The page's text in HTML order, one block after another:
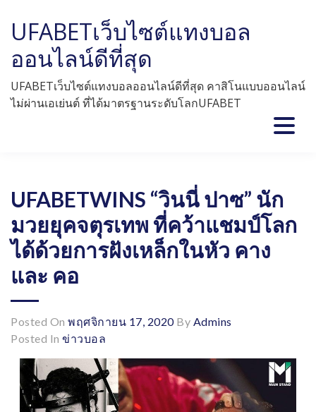
content
UFABETเว็บไซต์แทงบอล
ออนไลน์ดีที่สุด
UFABETเว็บไซต์แทงบอลออนไลน์ดีที่สุด คาสิโนแบบออนไลน์
ไม่ผ่านเอเย่นต์ ที่ได้มาตรฐานระดับโลกUFABET
UFABETWINS “วินนี่ ปาซ” นัก
มวยยุคจตุรเทพ ที่คว้าแชมป์โลก
ได้ด้วยการฝังเหล็กในหัว คาง
และ คอ
Posted On พฤศจิกายน 17, 2020By Admins
Posted In ข่าวบอล